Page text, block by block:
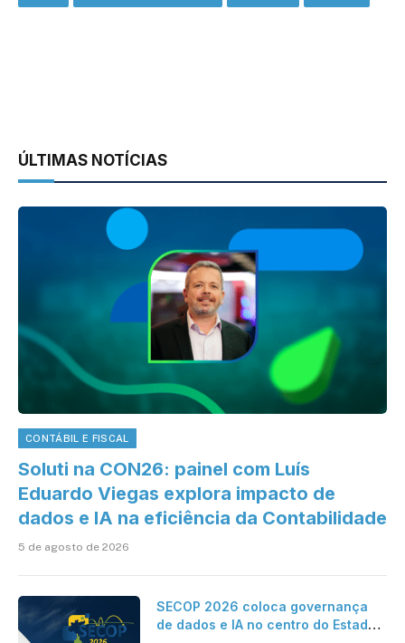
ÚLTIMAS NOTÍCIAS
CONTÁBIL E FISCAL
Soluti na CON26: painel com Luís
Eduardo Viegas explora impacto de
dados e IA na eficiência da Contabilidade
5 de agosto de 2026
SECOP 2026 coloca governança
de dados e IA no centro do Estado